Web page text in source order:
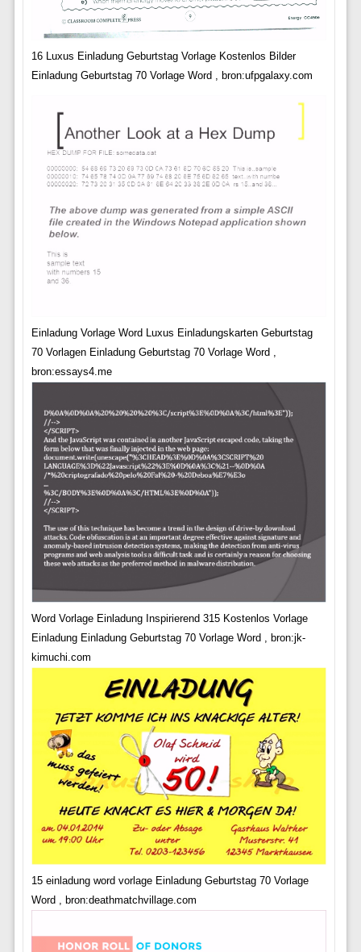
16 Luxus Einladung Geburtstag Vorlage Kostenlos Bilder
Einladung Geburtstag 70 Vorlage Word , bron:ufpgalaxy.com
Einladung Vorlage Word Luxus Einladungskarten Geburtstag
70 Vorlagen Einladung Geburtstag 70 Vorlage Word ,
bron:essays4.me
Word Vorlage Einladung Inspirierend 315 Kostenlos Vorlage
Einladung Einladung Geburtstag 70 Vorlage Word , bron:jk-
kimuchi.com
15 einladung word vorlage Einladung Geburtstag 70 Vorlage
Word , bron:deathmatchvillage.com